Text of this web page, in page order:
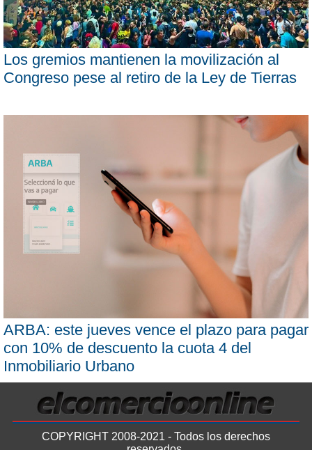
Los gremios mantienen la movilización al
Congreso pese al retiro de la Ley de Tierras
ARBA: este jueves vence el plazo para pagar
con 10% de descuento la cuota 4 del
Inmobiliario Urbano
COPYRIGHT 2008-2021 - Todos los derechos